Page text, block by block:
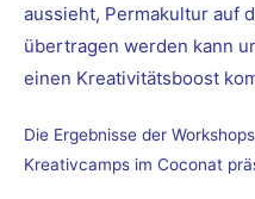
aussieht, Permakultur auf
übertragen werden kann
einen Kreativitätsboost
Die Ergebnisse der
Kreativcamps im Coconat